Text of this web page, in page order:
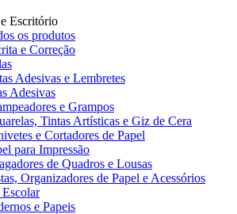
Escritório
os produtos
e Correção
Adesivas e Lembretes
Adesivas
e Grampos
Tintas Artísticas e Giz de Cera
e Cortadores de Papel
para Impressão
de Quadros e Lousas
Organizadores de Papel e Acessórios
e Papeis